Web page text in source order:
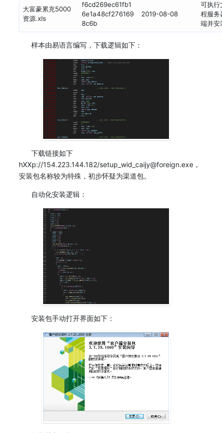
大富豪累充5000
资源.xls
f6cd269ec61fb1
6e1a48cf276169
8c6b
2019-08-08
可执行
程服务
端并安
样本由易语言编写，下载逻辑如下：
下载链接如下
hXXp://154.223.144.182/setup_wid_caijy@foreign.exe，
安装包名称较为特殊，初步怀疑为渠道包。
自动化安装逻辑：
安装包手动打开界面如下：